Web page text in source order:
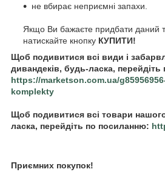
не вбирає неприємні запахи.
Якщо Ви бажаєте придбати даний
натискайте кнопку КУПИТИ!
Щоб подивитися всі види і
дивандеків, будь-ласка,
https://marketson.com.ua/
komplekty
Щоб подивитися всі товари
ласка, перейдіть по посиланню:
Приємних покупок!